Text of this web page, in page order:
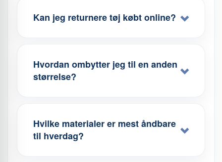
Kan jeg returnere tøj købt online?
Hvordan ombytter jeg til en anden
størrelse?
Hvilke materialer er mest åndbare
til hverdag?